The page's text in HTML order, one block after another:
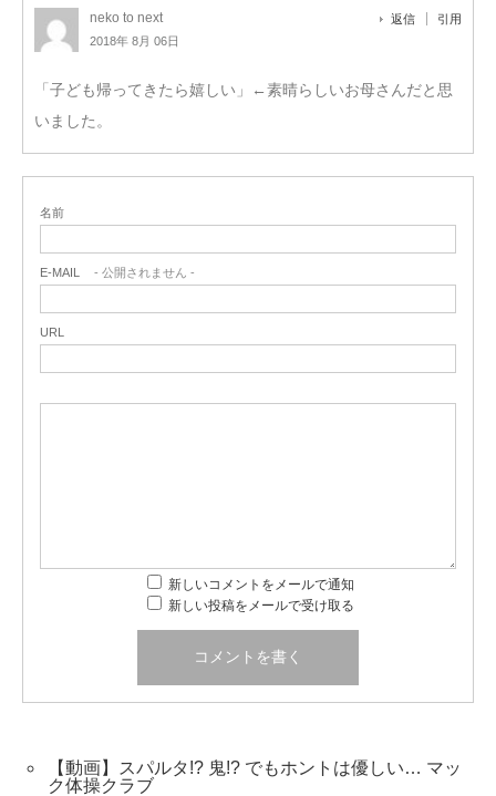
neko to next
2018年 8月 06日
返信 引用
「子ども帰ってきたら嬉しい」←素晴らしいお母さんだと思
いました。
名前
E-MAIL - 公開されません -
URL
新しいコメントをメールで通知
新しい投稿をメールで受け取る
【動画】スパルタ!? 鬼!? でもホントは優しい… マッ
ク体操クラブ